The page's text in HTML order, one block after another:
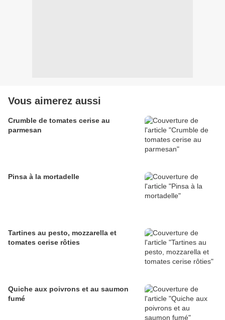
Vous aimerez aussi
Crumble de tomates cerise au
parmesan
Pinsa à la mortadelle
Tartines au pesto, mozzarella et
tomates cerise rôties
Quiche aux poivrons et au saumon
fumé